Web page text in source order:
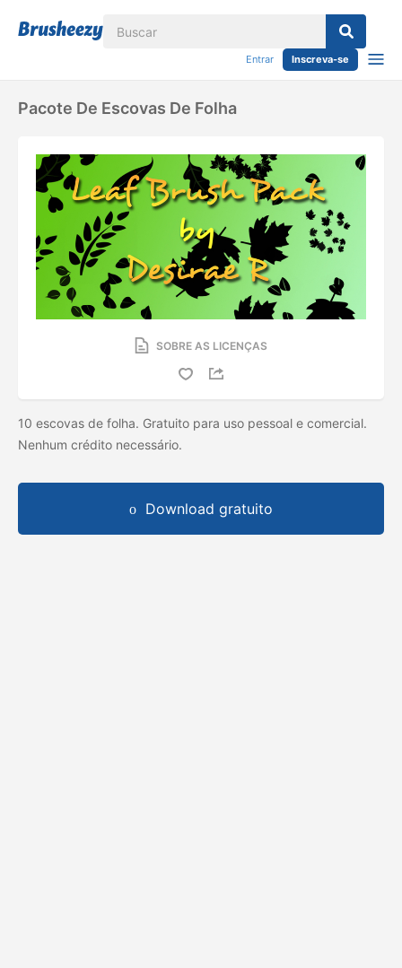
Entrar Inscreva-se
Pacote De Escovas De Folha
SOBRE AS LICENÇAS
10 escovas de folha. Gratuito para uso pessoal e comercial.
Nenhum crédito necessário.
Download gratuito